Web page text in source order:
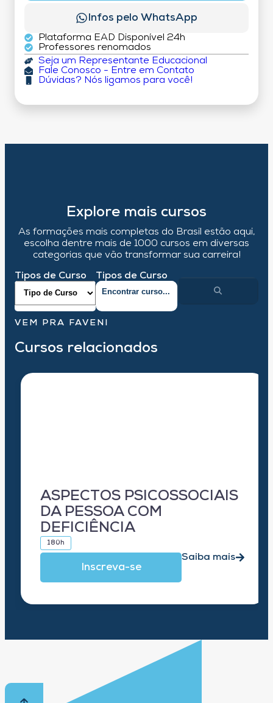
Infos pelo WhatsApp
Plataforma EAD Disponível 24h
Professores renomados
Seja um Representante Educacional
Fale Conosco - Entre em Contato
Dúvidas? Nós ligamos para você!
Explore mais cursos
As formações mais completas do Brasil estão aqui,
escolha dentre mais de 1000 cursos em diversas
categorias que vão transformar sua carreira!
Tipos de Curso Tipos de Curso
VEM PRA FAVENI
Cursos relacionados
ASPECTOS PSICOSSOCIAIS
DA PESSOA COM
DEFICIÊNCIA
180h
Inscreva-se
Saiba mais